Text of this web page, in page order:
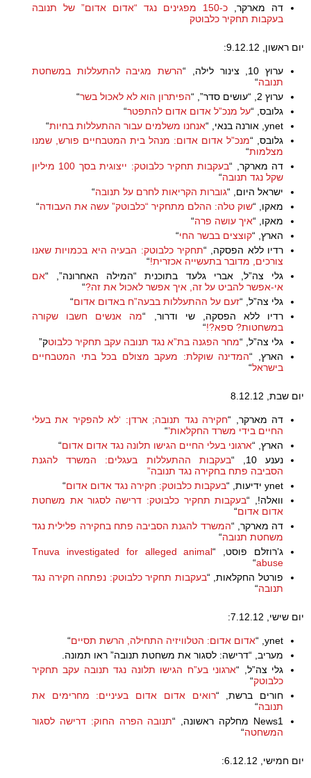
דה מארקר,
כ-150 מפגינים נגד “אדום אדום” של תנובה
בעקבות תחקיר כלבוטק
יום ראשון, 9.12.12:
ערוץ 10, צינור לילה, “
הרשת מגיבה להתעללות במשחטת
תנובה“
ערוץ 2, “עושים סדר”, “
הפיתרון הוא לא לאכול בשר“
גלובס, “על מנכ”ל אדום אדום להתפטר“
ynet, אורנה בנאי, “
אנחנו משלמים עבור ההתעללות בחיות“
גלובס, “מנכ”ל אדום אדום: מנהל בית המטבחיים פורש, שמנו
מצלמות“
דה מארקר, “
בעקבות תחקיר כלבוטק: ייצוגית בסך 100 מיליון
שקל נגד תנובה“
ישראל היום, “גוברות הקריאות לחרם על תנובה“
מאקו, “שוק טלה: ההלם מתחקיר “כלבוטק” עשה את העבודה“
מאקו, “איך עושה פרה“
הארץ, “קוצצים בבשר החי“
רדיו ללא הפסקה, “תחקיר כלבוטק: הבעיה היא בכמויות שאנו
צורכים, מדובר בתעשייה אכזרית!“
גלי צה”ל, אברי גלעד בתוכנית “המילה האחרונה”, “אם
אי-אפשר להביט על זה, איך אפשר לאכול את זה?“
גלי צה”ל, “זעם על ההתעללות בבעה”ח באדום אדום“
רדיו ללא הפסקה, שי ודרור, “מה אנשים חשבו שקורה
במשחטות? ספא?!“
גלי צה”ל, “מחר הפגנה בת”א נגד תנובה עקב תחקיר כלבוטק”
הארץ, “המדינה שוקלת: מעקב מצולם בכל בתי המטבחיים
בישראל“
יום שבת, 8.12.12
דה מארקר, “חקירה נגד תנובה; ארדן: ‘לא להפקיר את בעלי
החיים בידי משרד החקלאות’“
הארץ, “ארגוני בעלי החיים הגישו תלונה נגד אדום אדום“
נענע 10, “
בעקבות ההתעללות בעגלים: המשרד להגנת
הסביבה פתח בחקירה נגד תנובה”
ynet ידיעות, “
בעקבות כלבוטק: חקירה נגד אדום אדום“
וואלה!, “בעקבות תחקיר כלבוטק: דרישה לסגור את משחטת
אדום אדום“
דה מארקר, “המשרד להגנת הסביבה פתח בחקירה פלילית נגד
משחטת תנובה“
ג’רוזלם פוסט, “Tnuva investigated for alleged animal
abuse
“
פורטל החקלאות, “בעקבות תחקיר כלבוטק: נפתחה חקירה נגד
תנובה“
יום שישי, 7.12.12:
ynet, “ אדום אדום: הטלוויזיה התחילה, הרשת תסיים“
מעריב, “דרישה: לסגור את משחטת תנובה” ראו תמונה.
גלי צה”ל, “ארגוני בע”ח הגישו תלונה נגד תנובה עקב תחקיר
כלבוטק“
חורים ברשת, “רואים אדום אדום בעיניים: מחרימים את
תנובה“
News1 מחלקה ראשונה, “
תנובה הפרה החוק: דרישה לסגור
המשחטה“
יום חמישי, 6.12.12: